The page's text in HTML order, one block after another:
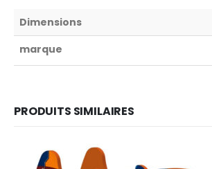
Dimensions
marque
PRODUITS SIMILAIRES